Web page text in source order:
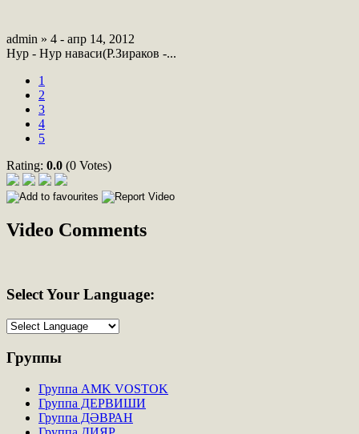
admin » 4 - апр 14, 2012
Нур - Нур наваси(Р.Зираков -...
1
2
3
4
5
Rating: 0.0 (0 Votes)
Video Comments
SelectYour Language:
Группы
Группа AMK VOSTOK
Группа ДЕРВИШИ
Группа ДӘВРАН